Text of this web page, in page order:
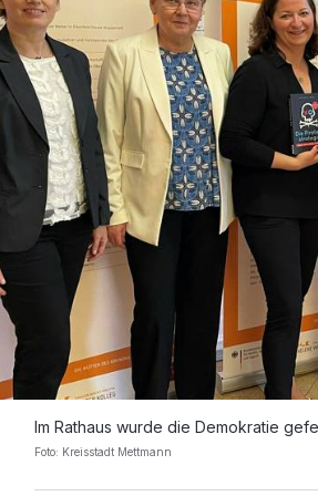
Im Rathaus wurde die Demokratie
Foto: Kreisstadt Mettmann